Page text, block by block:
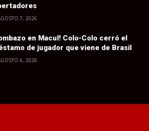
7, 2026
en Macul! Colo-Colo cerró el
de jugador que viene de Brasil
6, 2026